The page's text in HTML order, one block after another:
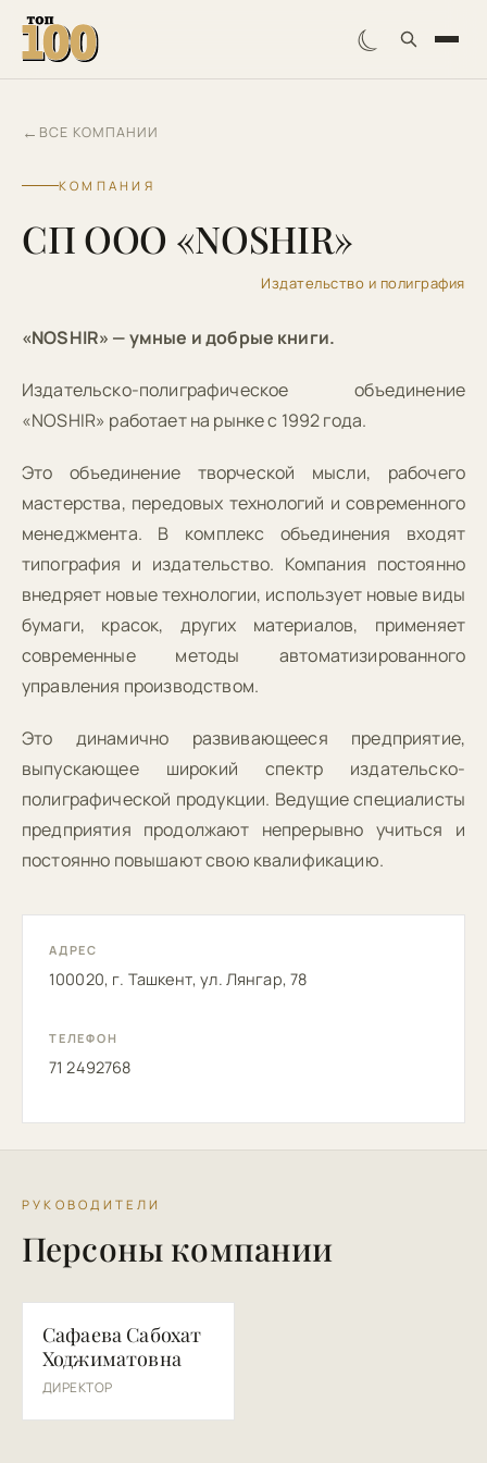
☾
← ВСЕ КОМПАНИИ
КОМПАНИЯ
СП ООО «NOSHIR»
Издательство и полиграфия
«NOSHIR» — умные и добрые книги.
Издательско-полиграфическое объединение
«NOSHIR» работает на рынке с 1992 года.
Это объединение творческой мысли, рабочего
мастерства, передовых технологий и современного
менеджмента. В комплекс объединения входят
типография и издательство. Компания постоянно
внедряет новые технологии, использует новые виды
бумаги, красок, других материалов, применяет
современные методы автоматизированного
управления производством.
Это динамично развивающееся предприятие,
выпускающее широкий спектр издательско-
полиграфической продукции. Ведущие специалисты
предприятия продолжают непрерывно учиться и
постоянно повышают свою квалификацию.
АДРЕС
100020, г. Ташкент, ул. Лянгар, 78
ТЕЛЕФОН
71 2492768
РУКОВОДИТЕЛИ
Персоны компании
СС
Сафаева Сабохат
Ходжиматовна
ДИРЕКТОР